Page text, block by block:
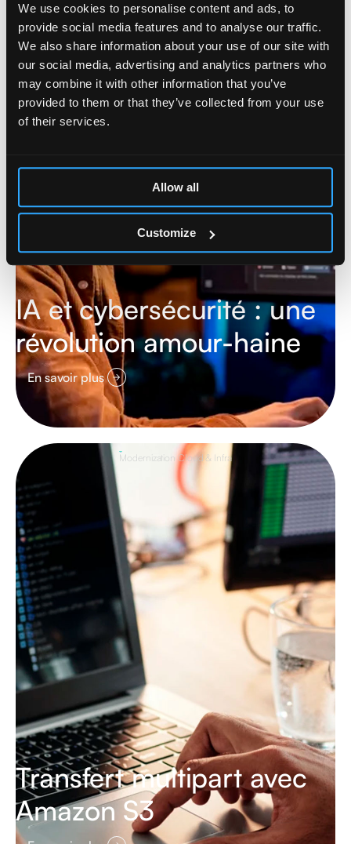
We use cookies to personalise content and ads, to
provide social media features and to analyse our traffic.
We also share information about your use of our site with
our social media, advertising and analytics partners who
may combine it with other information that you’ve
provided to them or that they’ve collected from your use
of their services.
Allow all
Customize
IA et cybersécurité : une
révolution amour-haine
En savoir plus
Modernization Cloud & Infra
Transfert multipart avec
Amazon S3